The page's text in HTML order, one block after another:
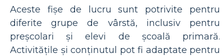
Aceste fișe de lucru sunt potrivite pentru
diferite grupe de vârstă, inclusiv pentru
preșcolari și elevi de școală primară.
Activitățile și conținutul pot fi adaptate pentru